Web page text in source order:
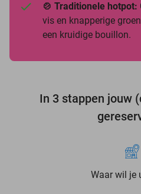
🍲 Traditionele hotpot:
vis en knapperige
een kruidige bouillon.
In 3 stappen jouw
Waar wil je